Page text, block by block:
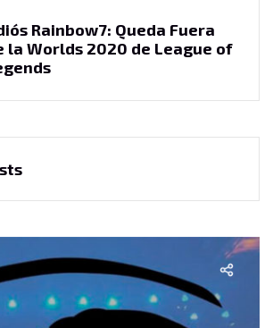
Rainbow7: Queda Fuera
la Worlds 2020 de League of